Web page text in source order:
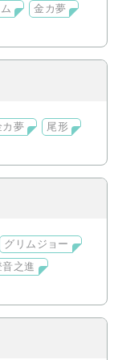
萩原研二の殉職
校組に保護さ
if。
金カ夢
カ夢
尾形
グリムジョー
音之進